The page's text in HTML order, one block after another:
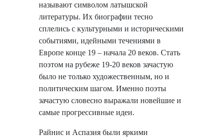
называют символом латышской
литературы. Их биографии тесно
сплелись с культурными и историческими
событиями, идейными течениями в
Европе конце 19 – начала 20 веков. Стать
поэтом на рубеже 19-20 веков зачастую
было не только художественным, но и
политическим шагом. Именно поэты
зачастую словесно выражали новейшие и
самые прогрессивные идеи.
Райнис и Аспазия были яркими